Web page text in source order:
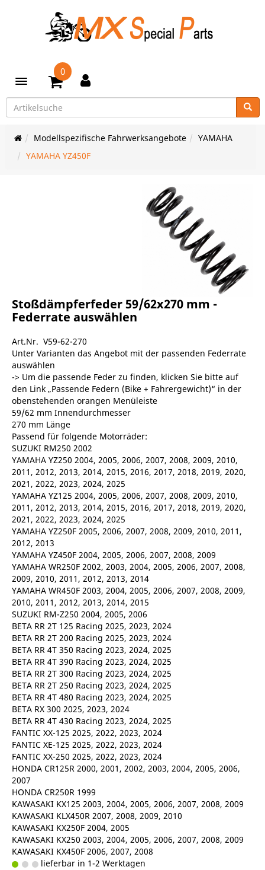
Toggle navigation
0
Modellspezifische Fahrwerksangebote
YAMAHA
YAMAHA YZ450F
Stoßdämpferfeder 59/62x270 mm -
Federrate auswählen
Art.Nr. V59-62-270
Unter Varianten das Angebot mit der passenden Federrate
auswählen
-> Um die passende Feder zu finden, klicken Sie bitte auf
den Link „Passende Federn (Bike + Fahrergewicht)“ in der
obenstehenden orangen Menüleiste
59/62 mm Innendurchmesser
270 mm Länge
Passend für folgende Motorräder:
SUZUKI RM250 2002
YAMAHA YZ250 2004, 2005, 2006, 2007, 2008, 2009, 2010,
2011, 2012, 2013, 2014, 2015, 2016, 2017, 2018, 2019, 2020,
2021, 2022, 2023, 2024, 2025
YAMAHA YZ125 2004, 2005, 2006, 2007, 2008, 2009, 2010,
2011, 2012, 2013, 2014, 2015, 2016, 2017, 2018, 2019, 2020,
2021, 2022, 2023, 2024, 2025
YAMAHA YZ250F 2005, 2006, 2007, 2008, 2009, 2010, 2011,
2012, 2013
YAMAHA YZ450F 2004, 2005, 2006, 2007, 2008, 2009
YAMAHA WR250F 2002, 2003, 2004, 2005, 2006, 2007, 2008,
2009, 2010, 2011, 2012, 2013, 2014
YAMAHA WR450F 2003, 2004, 2005, 2006, 2007, 2008, 2009,
2010, 2011, 2012, 2013, 2014, 2015
SUZUKI RM-Z250 2004, 2005, 2006
BETA RR 2T 125 Racing 2025, 2023, 2024
BETA RR 2T 200 Racing 2025, 2023, 2024
BETA RR 4T 350 Racing 2023, 2024, 2025
BETA RR 4T 390 Racing 2023, 2024, 2025
BETA RR 2T 300 Racing 2023, 2024, 2025
BETA RR 2T 250 Racing 2023, 2024, 2025
BETA RR 4T 480 Racing 2023, 2024, 2025
BETA RX 300 2025, 2023, 2024
BETA RR 4T 430 Racing 2023, 2024, 2025
FANTIC XX-125 2025, 2022, 2023, 2024
FANTIC XE-125 2025, 2022, 2023, 2024
FANTIC XX-250 2025, 2022, 2023, 2024
HONDA CR125R 2000, 2001, 2002, 2003, 2004, 2005, 2006,
2007
HONDA CR250R 1999
KAWASAKI KX125 2003, 2004, 2005, 2006, 2007, 2008, 2009
KAWASAKI KLX450R 2007, 2008, 2009, 2010
KAWASAKI KX250F 2004, 2005
KAWASAKI KX250 2003, 2004, 2005, 2006, 2007, 2008, 2009
KAWASAKI KX450F 2006, 2007, 2008
lieferbar in 1-2 Werktagen